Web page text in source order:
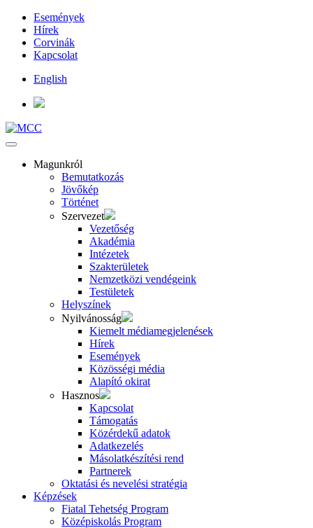
Események
Hírek
Corvinák
Kapcsolat
English
Magunkról
Bemutatkozás
Jövőkép
Történet
Szervezet
Vezetőség
Akadémia
Intézetek
Szakterületek
Nemzetközi vendégeink
Testületek
Helyszínek
Nyilvánosság
Kiemelt médiamegjelenések
Hírek
Események
Közösségi média
Alapító okirat
Hasznos
Kapcsolat
Támogatás
Közérdekű adatok
Adatkezelés
Másolatkészítési rend
Partnerek
Oktatási és nevelési stratégia
Képzések
Fiatal Tehetség Program
Középiskolás Program